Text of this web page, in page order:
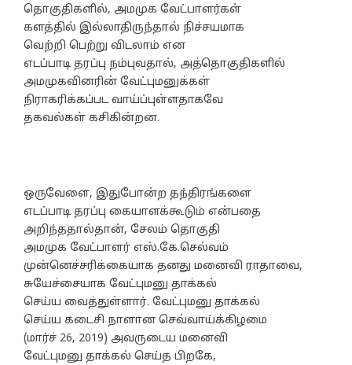
தொகுதிகளில், அமமுக வேட்பாளர்கள்
களத்தில் இல்லாதிருந்தால் நிச்சயமாக
வெற்றி பெற்று விடலாம் என
எடப்பாடி தரப்பு நம்புவதால், அத்தொகுதிகளில்
அமமுகவினரின் வேட்புமனுக்கள்
நிராகரிக்கப்பட வாய்ப்புள்ளதாகவே
தகவல்கள் கசிகின்றன.
ஒருவேளை, இதுபோன்ற தந்திரங்களை
எடப்பாடி தரப்பு கையாளக்கூடும் என்பதை
அறிந்ததால்தான், சேலம் தொகுதி
அமமுக வேட்பாளர் எஸ்.கே.செல்வம்
முன்னெச்சரிக்கையாக தனது மனைவி ராதாவை,
சுயேச்சையாக வேட்புமனு தாக்கல்
செய்ய வைத்துள்ளார். வேட்புமனு தாக்கல்
செய்ய கடைசி நாளான செவ்வாய்க்கிழமை
(மார்ச் 26, 2019) அவருடைய மனைவி
வேட்புமனு தாக்கல் செய்த பிறகே,